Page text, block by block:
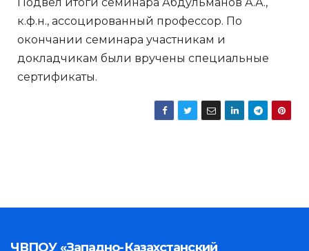
к.ф.н., ассоцированный профессор. По
окончании семинара участникам и
докладчикам были вручены специальные
сертификаты.
ЧВПОУ «Западно-Казахстанский